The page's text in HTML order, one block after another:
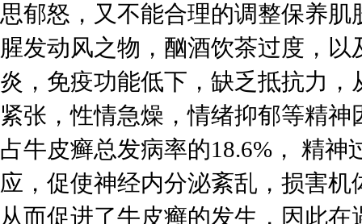
思郁怒，又不能合理的调整保养
腥发动风之物，酗酒饮茶过度，
炎，免疫功能低下，缺乏抵抗力
紧张，性情急燥，情绪抑郁等精
占牛皮癣总发病率的18.6%， 精
应，促使神经内分泌紊乱，损害
从而促进了牛皮癣的发生，因此